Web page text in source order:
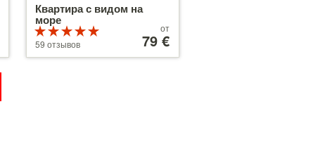
Квартира с видом на
море
5 из 5
59 отзывов
от
79 €